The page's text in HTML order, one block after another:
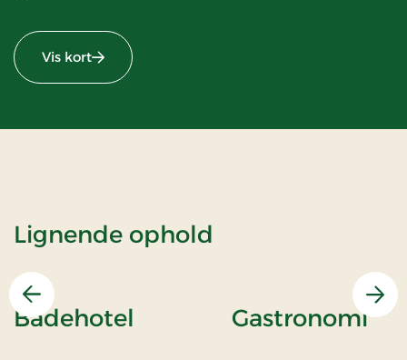
Vis kort
Lignende ophold
Forrige
Badehotel Gastronomi